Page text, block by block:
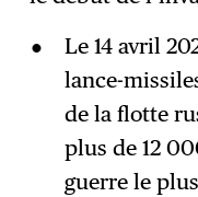
Le 14 avril
lance-
de la flotte
plus de 12
guerre le